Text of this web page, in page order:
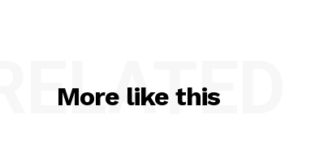
More like this
RELATED